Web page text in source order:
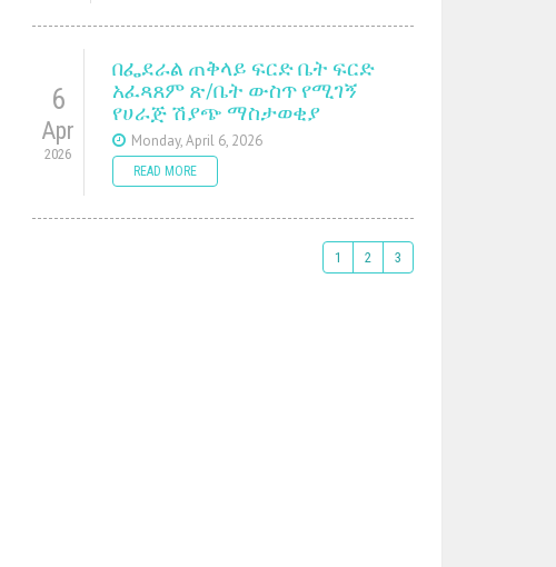
6
Apr
2026
በፌደራል ጠቅላይ ፍርድ ቤት ፍርድ
አፈጻጸም ጽ/ቤት ውስጥ የሚገኝ
የሀራጅ ሽያጭ ማስታወቂያ
Monday, April 6, 2026
READ MORE
1 2 3